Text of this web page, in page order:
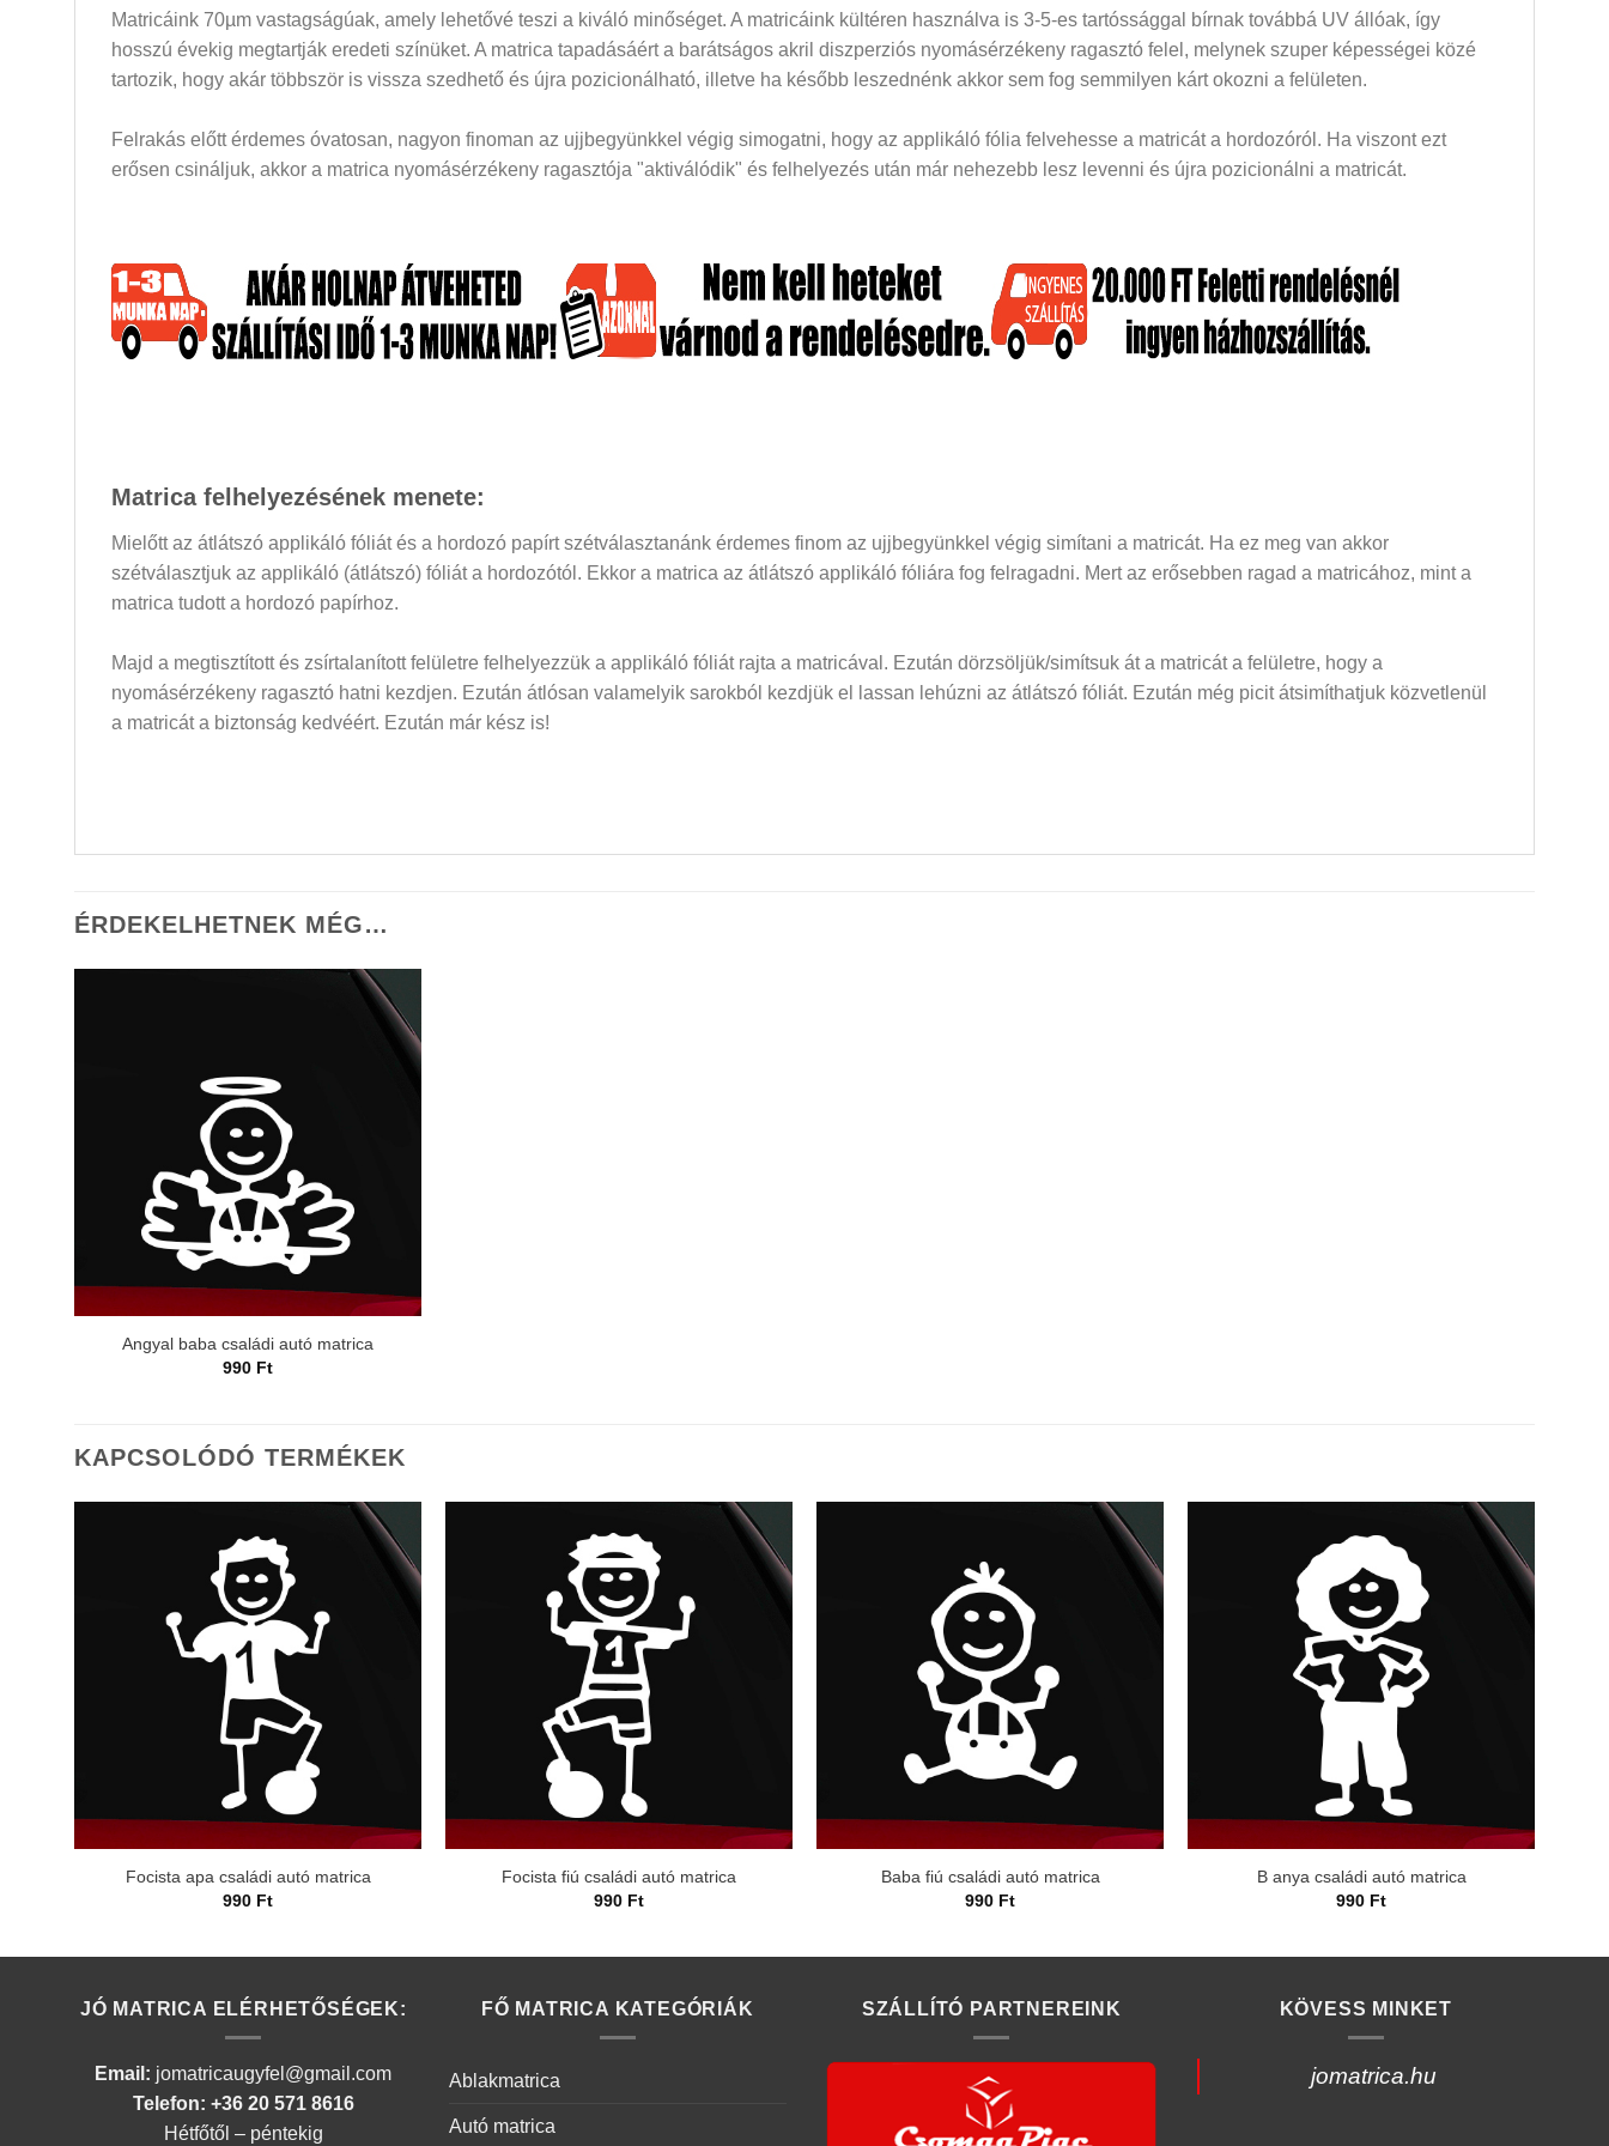
Matricáink 70µm vastagságúak, amely lehetővé teszi a kiváló minőséget. A matricáink kültéren használva is 3-5-es tartóssággal bírnak továbbá UV állóak, így
hosszú évekig megtartják eredeti színüket. A matrica tapadásáért a barátságos akril diszperziós nyomásérzékeny ragasztó felel, melynek szuper képességei közé
tartozik, hogy akár többször is vissza szedhető és újra pozicionálható, illetve ha később leszednénk akkor sem fog semmilyen kárt okozni a felületen.
Felrakás előtt érdemes óvatosan, nagyon finoman az ujjbegyünkkel végig simogatni, hogy az applikáló fólia felvehesse a matricát a hordozóról. Ha viszont ezt
erősen csináljuk, akkor a matrica nyomásérzékeny ragasztója "aktiválódik" és felhelyezés után már nehezebb lesz levenni és újra pozicionálni a matricát.
Matrica felhelyezésének menete:
Mielőtt az átlátszó applikáló fóliát és a hordozó papírt szétválasztanánk érdemes finom az ujjbegyünkkel végig simítani a matricát. Ha ez meg van akkor
szétválasztjuk az applikáló (átlátszó) fóliát a hordozótól. Ekkor a matrica az átlátszó applikáló fóliára fog felragadni. Mert az erősebben ragad a matricához, mint a
matrica tudott a hordozó papírhoz.
Majd a megtisztított és zsírtalanított felületre felhelyezzük a applikáló fóliát rajta a matricával. Ezután dörzsöljük/simítsuk át a matricát a felületre, hogy a
nyomásérzékeny ragasztó hatni kezdjen. Ezután átlósan valamelyik sarokból kezdjük el lassan lehúzni az átlátszó fóliát. Ezután még picit átsimíthatjuk közvetlenül
a matricát a biztonság kedvéért. Ezután már kész is!
ÉRDEKELHETNEK MÉG…
Angyal baba családi autó matrica
990 Ft
KAPCSOLÓDÓ TERMÉKEK
Focista apa családi autó matrica
990 Ft
Focista fiú családi autó matrica
990 Ft
Baba fiú családi autó matrica
990 Ft
B anya családi autó matrica
990 Ft
JÓ MATRICA ELÉRHETŐSÉGEK:
Email: jomatricaugyfel@gmail.com
Telefon: +36 20 571 8616
Hétfőtől – péntekig
FŐ MATRICA KATEGÓRIÁK
Ablakmatrica
Autó matrica
SZÁLLÍTÓ PARTNEREINK KÖVESS MINKET
jomatrica.hu